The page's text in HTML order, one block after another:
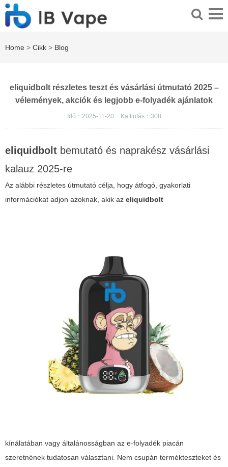
Home > Cikk > Blog
eliquidbolt részletes teszt és vásárlási útmutató 2025 –
vélemények, akciók és legjobb e-folyadék ajánlatok
Idő：2025-11-20 Kattintás： 308
eliquidbolt bemutató és naprakész vásárlási
kalauz 2025-re
Az alábbi részletes útmutató célja, hogy átfogó, gyakorlati
információkat adjon azoknak, akik az eliquidbolt
kínálatában vagy általánosságban az e-folyadék piacán
szeretnének tudatosan választani. Nem csupán termékteszteket és